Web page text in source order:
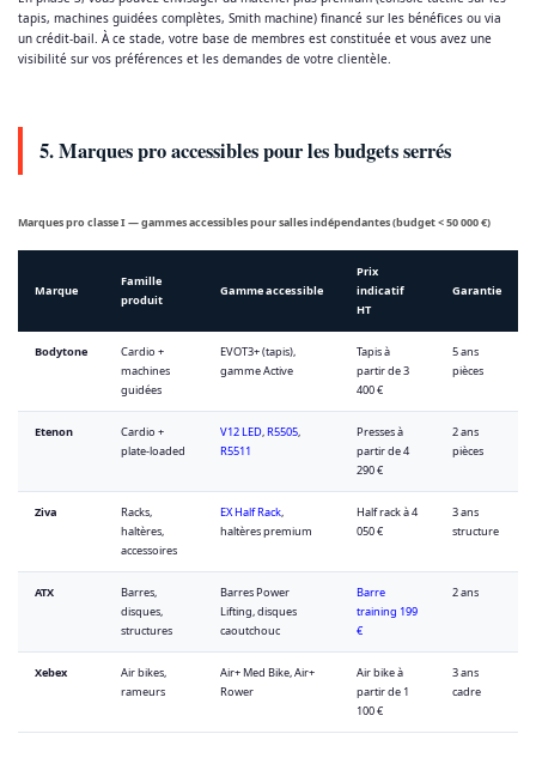
tapis, machines guidées complètes, Smith machine) financé sur les bénéfices ou via
un crédit-bail. À ce stade, votre base de membres est constituée et vous avez une
visibilité sur vos préférences et les demandes de votre clientèle.
5. Marques pro accessibles pour les budgets serrés
Marques pro classe I — gammes accessibles pour salles indépendantes (budget < 50 000 €)
Marque
Famille
produit
Gamme accessible
Prix
indicatif
HT
Garantie
Bodytone
Cardio +
machines
guidées
EVOT3+ (tapis),
gamme Active
Tapis à
partir de 3
400 €
5 ans
pièces
Etenon
Cardio +
plate-loaded
V12 LED,R5505,
R5511
Presses à
partir de 4
290 €
2 ans
pièces
Ziva
Racks,
haltères,
accessoires
EX Half Rack,
haltères premium
Half rack à 4
050 €
3 ans
structure
ATX
Barres,
disques,
structures
Barres Power
Lifting, disques
caoutchouc
Barre
training 199
€
2 ans
Xebex
Air bikes,
rameurs
Air+ Med Bike, Air+
Rower
Air bike à
partir de 1
100 €
3 ans
cadre